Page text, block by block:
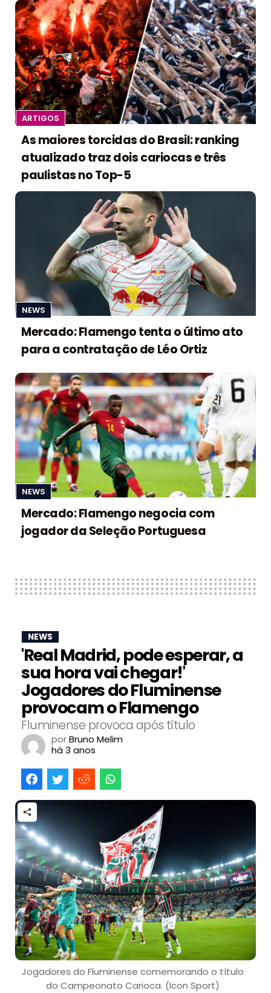
ARTIGOS
As maiores torcidas do Brasil: ranking
atualizado traz dois cariocas e três
paulistas no Top-5
NEWS
Mercado: Flamengo tenta o último ato
para a contratação de Léo Ortiz
NEWS
Mercado: Flamengo negocia com
jogador da Seleção Portuguesa
NEWS
'Real Madrid, pode esperar, a
sua hora vai chegar!'
Jogadores do Fluminense
provocam o Flamengo
Fluminense provoca após título
porBruno Melim
há 3 anos
Jogadores do Fluminense comemorando o título
do Campeonato Carioca. (Icon Sport)